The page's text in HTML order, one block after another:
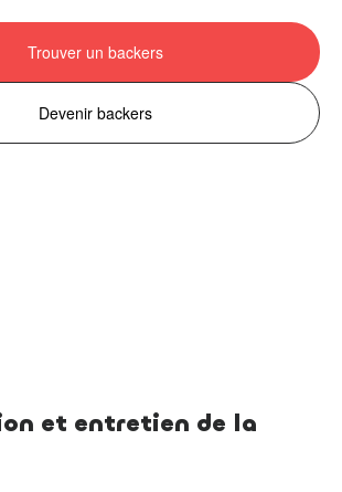
Trouver un backers
Devenir backers
et entretien de la